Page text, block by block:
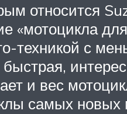
относится
«мотоцикла
техникой с
и вес
самых новых